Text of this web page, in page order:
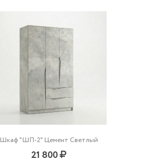
Шкаф "ШП-2" Цемент Светлый
21 800